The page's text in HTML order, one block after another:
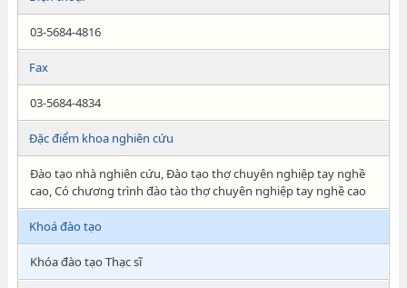
03-5684-4816
Fax
03-5684-4834
Đặc điểm khoa nghiên cứu
Đào tạo nhà nghiên cứu, Đào tạo thợ chuyên nghiệp tay nghề
cao, Có chương trình đào tào thợ chuyên nghiệp tay nghề cao
Khoá đào tạo
Khóa đào tạo Thạc sĩ